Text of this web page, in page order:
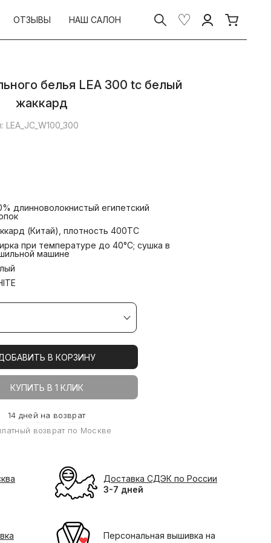
ОТЗЫВЫ НАШ САЛОН
белья LEA 300 tc белый
жаккард
LEA_JC_W100_300
длинноволокнистый египетский
(Китай), плотность 400ТС
при температуре до 40°С; сушка в
машине
В КОРЗИНУ
КУПИТЬ В 1 КЛИК
14 дней на возврат
возврат по Москве
Доставка СДЭК по России
3-7 дней
Персональная вышивка на